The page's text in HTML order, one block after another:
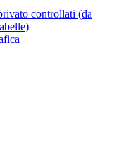
controllati (da